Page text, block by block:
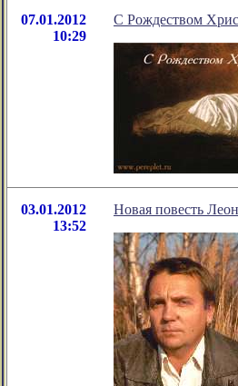
07.01.2012
10:29
С Рождеством
03.01.2012
13:52
Новая повесть